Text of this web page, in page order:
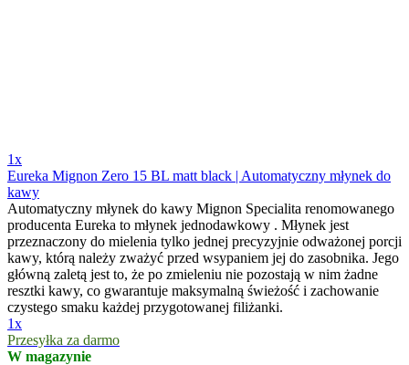
1x
Eureka Mignon Zero 15 BL matt black | Automatyczny młynek do
kawy
Automatyczny młynek do kawy Mignon Specialita renomowanego
producenta Eureka to młynek jednodawkowy . Młynek jest
przeznaczony do mielenia tylko jednej precyzyjnie odważonej porcji
kawy, którą należy zważyć przed wsypaniem jej do zasobnika. Jego
główną zaletą jest to, że po zmieleniu nie pozostają w nim żadne
resztki kawy, co gwarantuje maksymalną świeżość i zachowanie
czystego smaku każdej przygotowanej filiżanki.
1x
Przesyłka za darmo
W magazynie